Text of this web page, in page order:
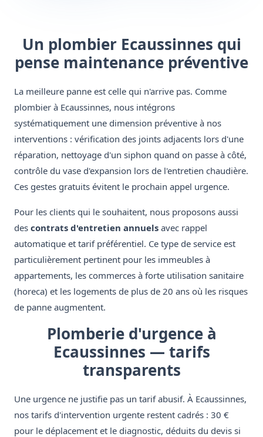
Un plombier Ecaussinnes qui
pense maintenance préventive
La meilleure panne est celle qui n'arrive pas. Comme
plombier à Ecaussinnes, nous intégrons
systématiquement une dimension préventive à nos
interventions : vérification des joints adjacents lors d'une
réparation, nettoyage d'un siphon quand on passe à côté,
contrôle du vase d'expansion lors de l'entretien chaudière.
Ces gestes gratuits évitent le prochain appel urgence.
Pour les clients qui le souhaitent, nous proposons aussi
des contrats d'entretien annuels avec rappel
automatique et tarif préférentiel. Ce type de service est
particulièrement pertinent pour les immeubles à
appartements, les commerces à forte utilisation sanitaire
(horeca) et les logements de plus de 20 ans où les risques
de panne augmentent.
Plomberie d'urgence à
Ecaussinnes — tarifs
transparents
Une urgence ne justifie pas un tarif abusif. À Ecaussinnes,
nos tarifs d'intervention urgente restent cadrés : 30 €
pour le déplacement et le diagnostic, déduits du devis si